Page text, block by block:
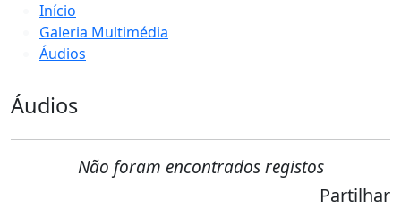
Início
Galeria Multimédia
Áudios
Áudios
Não foram encontrados registos
Partilhar